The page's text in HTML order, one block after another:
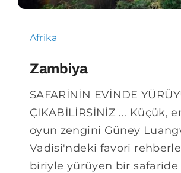
Afrika
Zambiya
SAFARİNİN EVİNDE
ÇIKABİLİRSİNİZ ... Küçük,
oyun zengini Güney
Vadisi'ndeki favori
biriyle yürüyen bir safaride